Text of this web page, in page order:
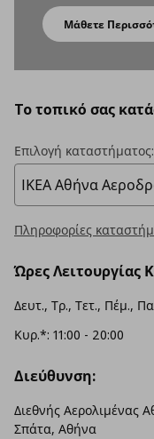
Μάθετε
To τοπικό σας
Επιλογή καταστήματος:
Πληροφορίες
Ώρες Λειτουργίας
Δευτ., Τρ., Τετ., Πέμ.,
Κυρ.*: 11:00 - 20:00
Διεύθυνση:
Διεθνής Αερολιμένας
Σπάτα, Αθήνα